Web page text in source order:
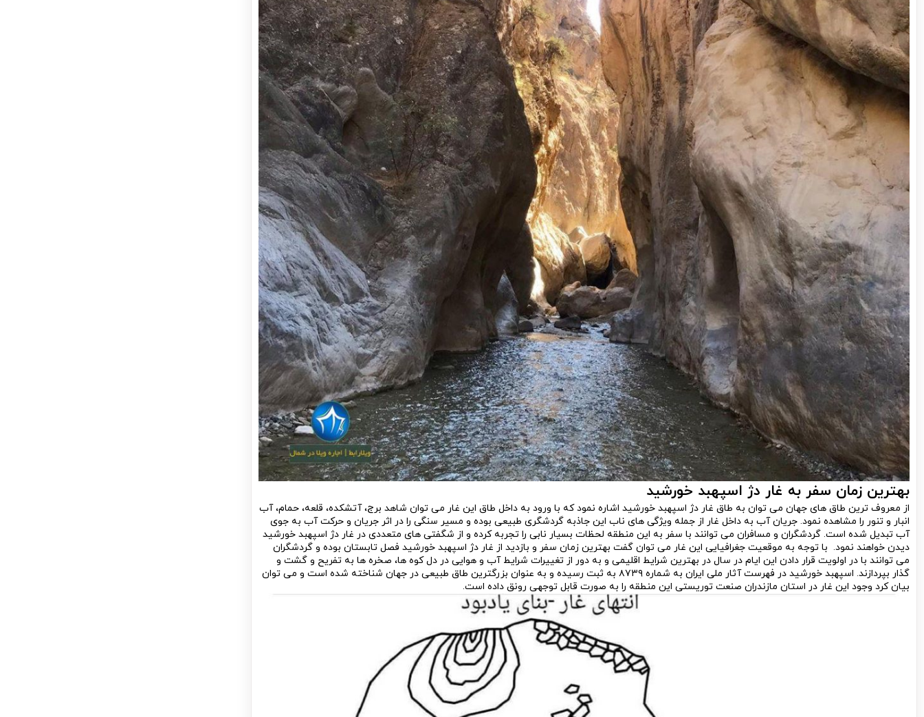
بهترین زمان سفر به غار دژ اسپهبد خورشید
از معروف ترین طاق های جهان می توان به طاق غار دژ اسپهبد خورشید اشاره نمود که با ورود به داخل طاق این غار می توان شاهد برج، آتشکده، قلعه، حمام، آب
انبار و تنور را مشاهده نمود. جریان آب به داخل غار از جمله ویژگی های ناب این جاذبه گردشگری طبیعی بوده و مسیر سنگی را در اثر جریان و حرکت آب به جوی
آب تبدیل شده است. گردشگران و مسافران می توانند با سفر به این منطقه لحظات بسیار نابی را تجربه کرده و از شگفتی های متعددی در غار دژ اسپهبد خورشید
دیدن خواهند نمود. با توجه به موقعیت جغرافیایی این غار می توان گفت بهترین زمان سفر و بازدید از غار دژ اسپهبد خورشید فصل تابستان بوده و گردشگران
می توانند با در اولویت قرار دادن این ایام در سال در بهترین شرایط اقلیمی و به دور از تغییرات شرایط آب و هوایی در دل کوه ها، صخره ها به تفریح و گشت و
گذار بپردازند. اسپهبد خورشید در فهرست آثار ملی ایران به شماره ۸۷۳۹ به ثبت رسیده و به عنوان بزرگترین طاق طبیعی در جهان شناخته شده است و می توان
بیان کرد وجود این غار در استان مازندران صنعت توریستی این منطقه را به صورت قابل توجهی رونق داده است.